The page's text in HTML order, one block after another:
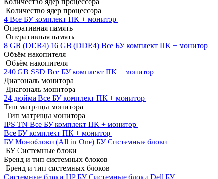
Количество ядер процессора
Количество ядер процессора
4 Все БУ комплект ПК + монитор
Оперативная память
Оперативная память
8 GB (DDR4) 16 GB (DDR4) Все БУ комплект ПК + монитор
Объём накопителя
Объём накопителя
240 GB SSD Все БУ комплект ПК + монитор
Диагональ монитора
Диагональ монитора
24 дюйма Все БУ комплект ПК + монитор
Тип матрицы монитора
Тип матрицы монитора
IPS TN Все БУ комплект ПК + монитор
Все БУ комплект ПК + монитор
БУ Моноблоки (All-in-One) БУ Системные блоки
БУ Системные блоки
Бренд и тип системных блоков
Бренд и тип системных блоков
Системные блоки HP БУСистемные блоки Dell БУ